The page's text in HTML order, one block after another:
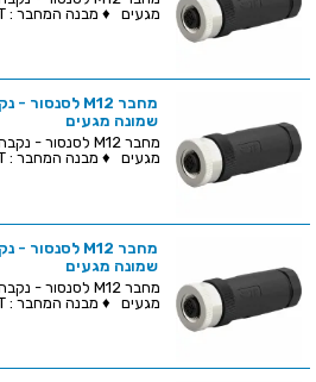
מגעים ♦ מבנה המחבר : STRAIGHT CABLE MOUNT ...
שמונה מגעים
מגעים ♦ מבנה המחבר : STRAIGHT CABLE MOUNT ...
שמונה מגעים
מגעים ♦ מבנה המחבר : STRAIGHT CABLE MOUNT ...